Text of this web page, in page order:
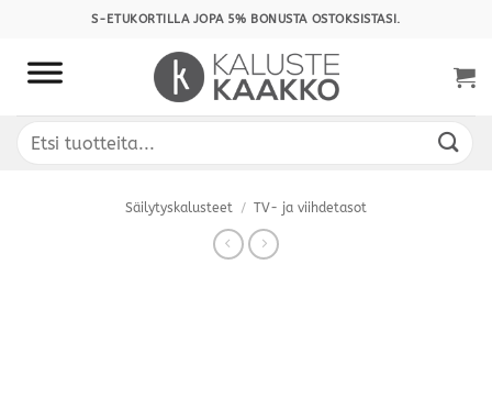
content
S-ETUKORTILLA JOPA 5% BONUSTA OSTOKSISTASI.
Etsi:
Säilytyskalusteet / TV- ja viihdetasot